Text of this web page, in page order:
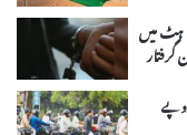
ہٹ میں